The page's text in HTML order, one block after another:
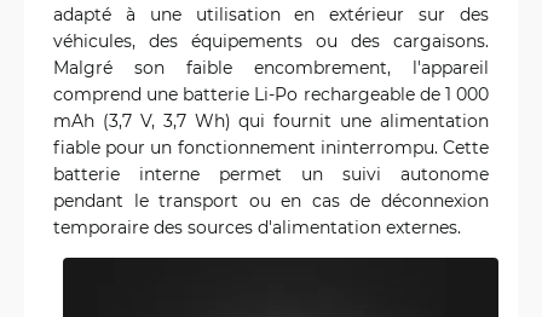
adapté à une utilisation en extérieur sur des
véhicules, des équipements ou des cargaisons.
Malgré son faible encombrement, l'appareil
comprend une batterie Li-Po rechargeable de 1 000
mAh (3,7 V, 3,7 Wh) qui fournit une alimentation
fiable pour un fonctionnement ininterrompu. Cette
batterie interne permet un suivi autonome
pendant le transport ou en cas de déconnexion
temporaire des sources d'alimentation externes.